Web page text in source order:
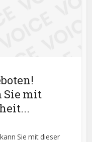
Sie mit
Sie mit dieser